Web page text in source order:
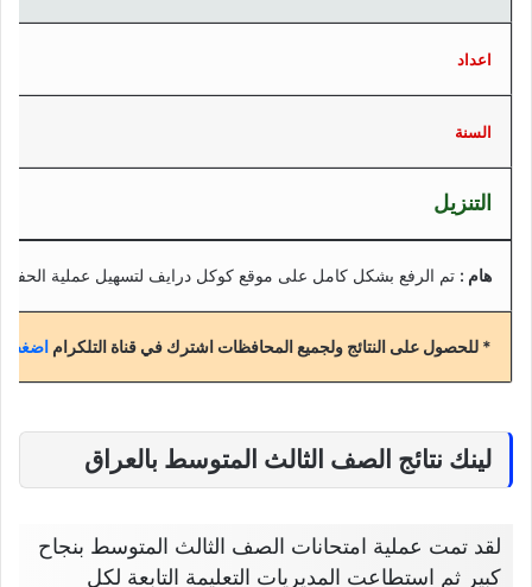
اعداد
السنة
التنزيل
هام : تم الرفع بشكل كامل على موقع كوكل درايف لتسهيل عملية الحفظ
* للحصول على النتائج ولجميع المحافظات اشترك في قناة التلكرام اضغط
لينك نتائج الصف الثالث المتوسط بالعراق
لقد تمت عملية امتحانات الصف الثالث المتوسط بنجاح
كبير ثم استطاعت المديريات التعليمة التابعة لكل